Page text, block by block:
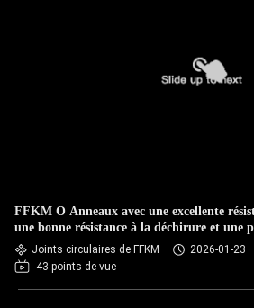
FFKM O Anneaux avec une excellente
une bonne résistance à la déchirure et une
température élevée (de - 20 °C à + 315 °C)
Joints circulaires de FFKM
2026-01-23
43 points de vue